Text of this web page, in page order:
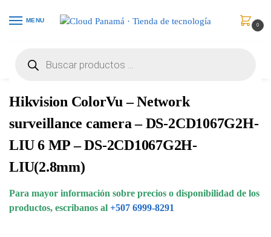
MENU
0
Hikvision ColorVu – Network
surveillance camera – DS-2CD1067G2H-
LIU 6 MP – DS-2CD1067G2H-
LIU(2.8mm)
Para mayor información sobre precios o disponibilidad de los
productos, escribanos al +507 6999-8291